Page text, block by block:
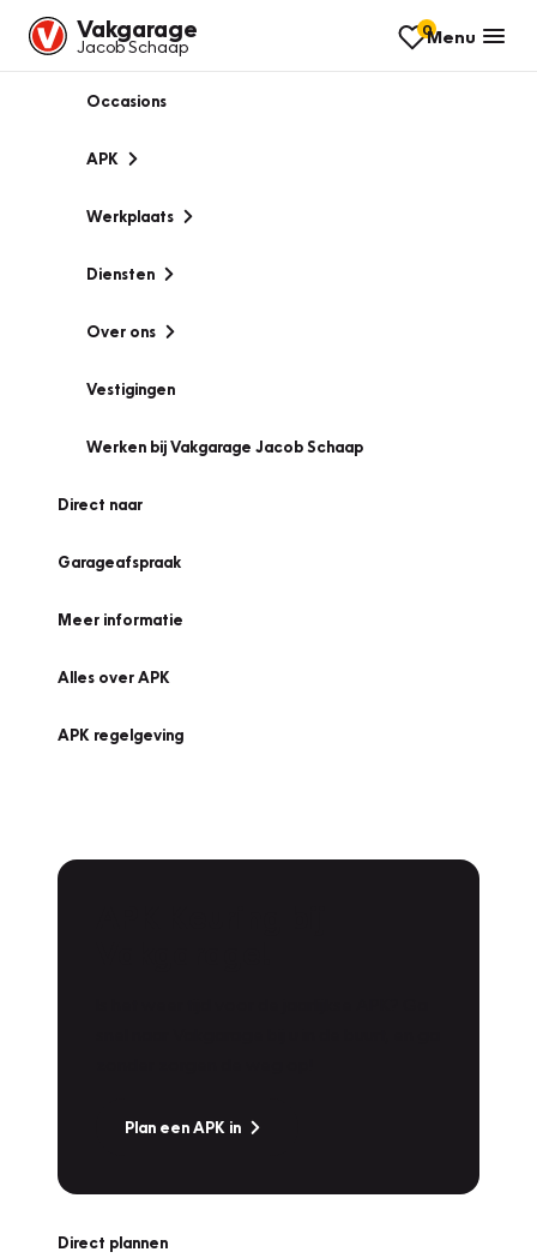
Vakgarage
Jacob Schaap
0Menu
Occasions
APK
Werkplaats
Diensten
Over ons
Vestigingen
Werken bij Vakgarage Jacob Schaap
Direct naar
Garageafspraak
Meer informatie
Alles over APK
APK regelgeving
Plan een APK in
Direct plannen